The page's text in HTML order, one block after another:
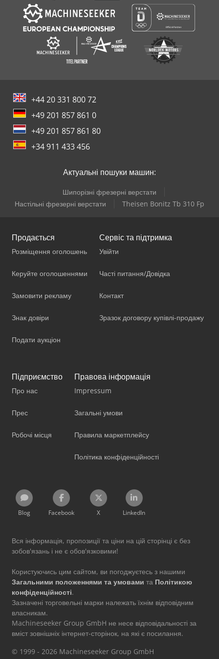
+44 20 331 800 72
+49 201 857 861 0
+49 201 857 861 80
+34 911 433 456
Актуальні пошуки машин:
Шипорізні фрезерні верстати
Настільні фрезерні верстати
Theisen Bonitz Tb 310 Fp
Продається
Розміщення оголошень
Керуйте оголошеннями
Замовити рекламу
Знак довіри
Подати аукціон
Сервіс та підтримка
Увійти
Часті питання/Довідка
Контакт
Зразок договору купівлі-продажу
Підприємство
Про нас
Прес
Робочі місця
Правова інформація
Impressum
Загальні умови
Правила маркетплейсу
Політика конфіденційності
Blog Facebook X LinkedIn
Вся інформація, пропозиції та ціни на цій сторінці є без
зобов'язань і не є обов'язковими!
Користуючись цим сайтом, ви погоджуєтесь з нашими
Загальними положеннями та умовами та Політикою
конфіденційності.
Зазначені торговельні марки належать їхнім відповідним
власникам.
Machineseeker Group GmbH не несе відповідальності за
вміст зовнішніх інтернет-сторінок, на які є посилання.
© 1999 - 2026 Machineseeker Group GmbH